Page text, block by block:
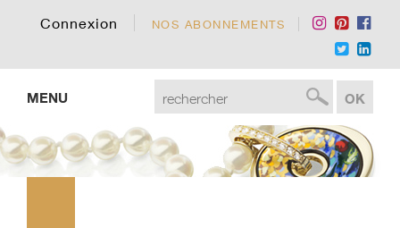
Connexion NOS ABONNEMENTS
MENU